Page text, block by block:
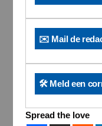
✉️ Mail de
🛠️ Meld een
Spread the love